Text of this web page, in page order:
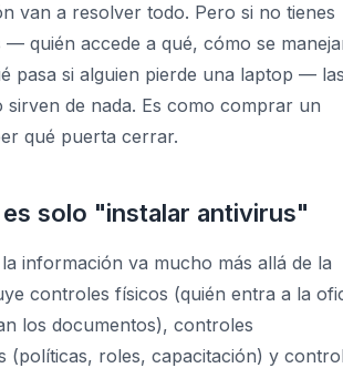
van a resolver todo. Pero si no tienes
quién accede a qué, cómo se
pasa si alguien pierde una laptop —
sirven de nada. Es como comprar un
qué puerta cerrar.
es solo "instalar antivirus"
información va mucho más allá de la
controles físicos (quién entra a la
los documentos), controles
(políticas, roles, capacitación) y